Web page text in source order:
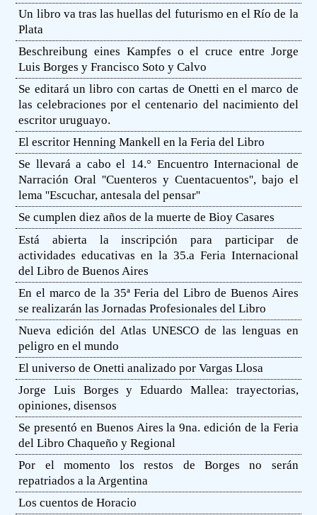
Un libro va tras las huellas del futurismo en el Río de la
Plata
Beschreibung eines Kampfes o el cruce entre Jorge
Luis Borges y Francisco Soto y Calvo
Se editará un libro con cartas de Onetti en el marco de
las celebraciones por el centenario del nacimiento del
escritor uruguayo.
El escritor Henning Mankell en la Feria del Libro
Se llevará a cabo el 14.° Encuentro Internacional de
Narración Oral ''Cuenteros y Cuentacuentos'', bajo el
lema ''Escuchar, antesala del pensar''
Se cumplen diez años de la muerte de Bioy Casares
Está abierta la inscripción para participar de
actividades educativas en la 35.a Feria Internacional
del Libro de Buenos Aires
En el marco de la 35ª Feria del Libro de Buenos Aires
se realizarán las Jornadas Profesionales del Libro
Nueva edición del Atlas UNESCO de las lenguas en
peligro en el mundo
El universo de Onetti analizado por Vargas Llosa
Jorge Luis Borges y Eduardo Mallea: trayectorias,
opiniones, disensos
Se presentó en Buenos Aires la 9na. edición de la Feria
del Libro Chaqueño y Regional
Por el momento los restos de Borges no serán
repatriados a la Argentina
Los cuentos de Horacio